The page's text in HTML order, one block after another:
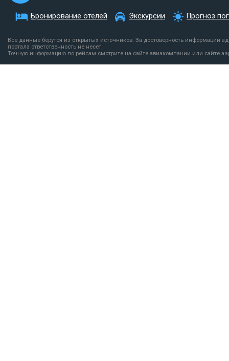
Бронирование отелей Экскурсии Прогноз
Все данные берутся из открытых источников. За достоверность информации
портала ответственность не несет.
Точную информацию по рейсам смотрите на сайте авиакомпании или сайте